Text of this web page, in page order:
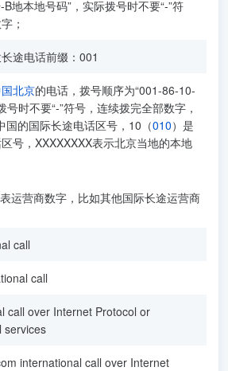
地本地号码”，实际拨号时不要“-”符
；
途电话前缀：001
北京的电话，拨号顺序为“001-86-10-
号时不要“-”符号，连续拨完全部数字，
国的国际长途电话区号，10（010）是
号，XXXXXXXX表示北京当地的本地
运营商数字，比如其他国际长途运营商
call
call
call over Internet Protocol or
services
international call over Internet